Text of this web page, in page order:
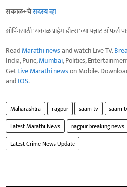
सकाळ+चेसदस्य व्हा
शॉपिंगसाठी 'सकाळ प्राईम डील्स'च्या भन्नाट ऑफर्स
Read Marathi newsand watch Live TV.
India, Pune,Mumbai, Politics,
GetLive Marathi newson Mobile.
and IOS.
Maharashtra nagpur saam tv saam
Latest Marathi News
nagpur breaking news
Latest Crime News Update